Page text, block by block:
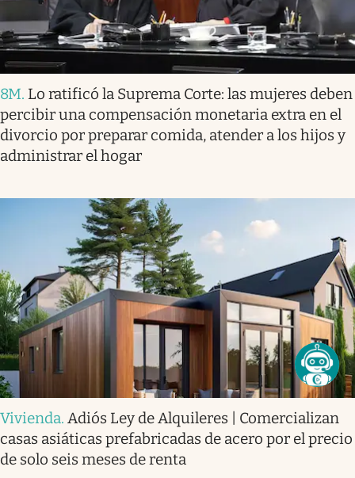
8M. Lo ratificó la Suprema Corte: las mujeres deben
percibir una compensación monetaria extra en el
divorcio por preparar comida, atender a los hijos y
administrar el hogar
Vivienda. Adiós Ley de Alquileres | Comercializan
casas asiáticas prefabricadas de acero por el precio
de solo seis meses de renta